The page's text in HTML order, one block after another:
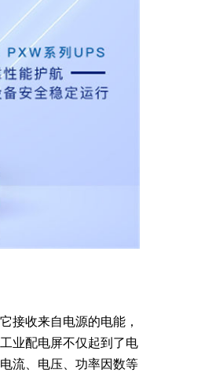
接收来自电源的电能，
业配电屏不仅起到了电
流、电压、功率因数等